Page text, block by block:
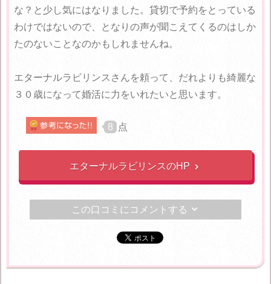
な？と少し気にはなりました。貸切で予約をとっている
わけではないので、となりの声が聞こえてくるのはしか
たのないことなのかもしれませんね。
エターナルラビリンスさんを頼って、だれよりも綺麗な
３０歳になって婚活に力をいれたいと思います。
8 点
エターナルラビリンスのHP 
この口コミにコメントする 